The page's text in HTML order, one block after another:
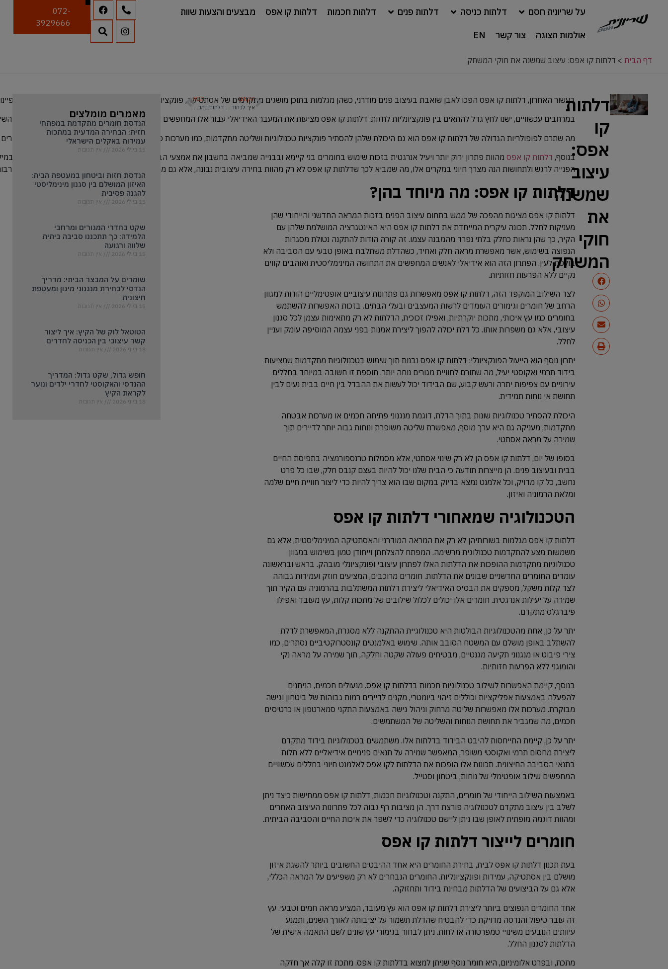
על שריונית חסם דלתות כניסה דלתות פנים דלתות חכמות דלתות קו אפס מבצעים והצעות שוות
אולמות תצוגה צור קשר EN
072-
3929666
דף הבית > דלתות קו אפס: עיצוב שמשנה את חוקי המשחק
דלתות
קו
אפס:
עיצוב
שמשנה
את
חוקי
המשחק
בעשור האחרון, דלתות קו אפס הפכו לאבן שואבת בעיצוב פנים מודרני, כשהן מגלמות בתוכן מושגים מתקדמים של אסתטיקה, פונקציונליות וחדשנות טכנולוגית. דלתות אלה, אשר
במרחבים עכשוויים, ישנו לחץ גדל להתאים בין פונקציונליות לחזות. דלתות קו אפס מציעות את המעבר האידיאלי עבור אלו המחפשים אסתטיקה מינימליסטית אך עם פתרונות
מה שתרם לפופולריות הגדולה של דלתות קו אפס הוא גם היכולת שלהן להסתיר פונקציות טכנולוגיות ושליטה מתקדמות, כמו מערכות פתיחה חכמות או מנגנוני ביטחון. זה מאפשר
בנוסף, דלתות קו אפסמהוות פתרון ירוק יותר ויעיל אנרגטית בזכות שימוש בחומרים בני קיימא ובבנייה שמביאה בחשבון את אמצעי הבידוד התרמיים והאקוסטיים המתקדמים
הפנייה לרגש ולתחושות הנה מצרך חיוני במקרים אלו, מה שמביא לכך שדלתות קו אפס לא רק מהוות בחירה עיצובית נבונה, אלא גם מושא תשומת לב ותחושה, שמעוררת השראה
דלתות קו אפס: מה מיוחד בהן?
דלתות קו אפס מציגות מהפכה של ממש בתחום עיצוב הפנים בזכות המראה החדשני והייחודי שהן
מעניקות לחלל. תכונה עיקרית המייחדת את דלתות קו אפס היא האינטגרציה המושלמת שלהן עם
הקיר, כך שהן נראות כחלק בלתי נפרד מהמבנה עצמו. זה קורה הודות להתקנה נטולת מסגרות
הנפוצה בשימוש, אשר מאפשרת מראה חלק ואחיד, כשהדלת משתלבת באופן טבעי עם הסביבה ולא
בולטת לעין. הפתרון הזה הוא אידיאלי לאנשים המחפשים את התחושה המינימליסטית ואוהבים קווים
נקיים ללא הפרעות חזותיות.
לצד השילוב המוקפד הזה, דלתות קו אפס מאפשרות גם פתרונות עיצוביים אופטימליים הודות למגוון
הרחב של חומרים וגימורים העומדים לרשות המעצבים ובעלי הבתים. בזכות האפשרות להשתמש
בחומרים כמו עץ איכותי, מתכות יוקרתיות, ואפילו זכוכית, הדלתות לא רק מתאימות עצמן לכל סגנון
עיצובי, אלא גם משפרות אותו. כל דלת יכולה להפוך ליצירת אמנות בפני עצמה המוסיפה עומק ועניין
לחלל.
יתרון נוסף הוא הייעול הפונקציונלי: דלתות קו אפס נבנות תוך שימוש בטכנולוגיות מתקדמות שמציעות
בידוד תרמי ואקוסטי יעיל, מה שתורם לחוויית מגורים נוחה יותר. תוספת זו חשובה במיוחד בחללים
עירוניים עם צפיפות יתרה ורעש קבוע, שם הבידוד יכול לעשות את ההבדל בין חיים בבית נעים לבין
תחושת אי נוחות תמידית.
היכולת להסתיר טכנולוגיות שונות בתוך הדלת, דוגמת מנגנוני פתיחה חכמים או מערכות אבטחה
מתקדמות, מעניקה גם היא ערך מוסף, מאפשרת שליטה משופרת ונוחות גבוה יותר לדיירים תוך
שמירה על מראה אסתטי.
בסופו של יום, דלתות קו אפס הן לא רק שינוי אסתטי, אלא מסמלות טרנספורמציה בתפיסת החיים
בבית ובעיצוב פנים. הן מייצרות תודעה כי הבית שלנו יכול להיות בעצם קנבס חלק, שבו כל פרט
נחשב, כל קו מדויק, וכל אלמנט נמצא בדיוק במקום שבו הוא צריך להיות כדי ליצור חוויית חיים שלמה
ומלאת הרמוניה ואיזון.
הטכנולוגיה שמאחורי דלתות קו אפס
דלתות קו אפס מגלמות בשורותיהן לא רק את המראה המודרני והאסתטיקה המינימליסטית, אלא גם
משמשות מצע להתקדמות טכנולוגית מרשימה. המפתח להצלחתן וייחודן טמון בשימוש במגוון
טכנולוגיות מתקדמות ההופכות את הדלתות האלו לפתרון עיצובי ופונקציונלי מובהק. בראש ובראשונה
עומדים החומרים החדשניים שבונים את הדלתות. חומרים מרוכבים, המציעים חוזק ועמידות גבוהה
לצד קלות משקל, מספקים את הבסיס האידיאלי ליצירת דלתות המשתלבות בהרמוניה עם הקיר תוך
שמירה על יעילות אנרגטית. חומרים אלו יכולים לכלול שילובים של מתכות קלות, עץ מעובד ואפילו
פיברגלס מתקדם.
יתר על כן, אחת מהטכנולוגיות הבולטות היא טכנולוגיית ההתקנה ללא מסגרת, המאפשרת לדלת
להשתלב באופן מושלם עם המשטח הסובב אותה. שימוש באלמנטים קונסטרוקטיביים נסתרים, כמו
צירי פיבוט או מנגנוני תקיעה מגנטיים, מבטיחים פעולה שקטה וחלקה, תוך שמירה על מראה נקי
והומוגני ללא הפרעות חזותיות.
בנוסף, קיימת האפשרות לשילוב טכנולוגיות חכמות בדלתות קו אפס. מנעולים חכמים, הניתנים
להפעלה באמצעות אפליקציות וכוללים זיהוי ביומטרי, מקנים לדיירים רמות גבוהות של ביטחון וגישה
מבוקרת. מערכות אלו מאפשרות שליטה מרחוק וניהול גישה באמצעות התקני סמארטפון או כרטיסים
חכמים, מה שמגביר את תחושת הנוחות והשליטה של המשתמשים.
יתר על כן, קיימת התייחסות להיבט הבידוד בדלתות אלו. משתמשים בטכנולוגיות בידוד מתקדם
ליצירת מחסום תרמי ואקוסטי משופר, המאפשר שמירה על תנאים פנימיים אידיאליים ללא תלות
בתנאי הסביבה החיצונית. תכונות אלו הופכות את הדלתות לקו אפס לאלמנט חיוני בחללים עכשוויים
המחפשים שילוב אופטימלי של נוחות, ביטחון וסטייל.
באמצעות השילוב הייחודי של חומרים, התקנה וטכנולוגיות חכמות, דלתות קו אפס ממחישות כיצד ניתן
לשלב בין עיצוב מתקדם לטכנולוגיה פורצת דרך. הן מציבות רף גבוה לכל פתרונות העיצוב האחרים
ומהוות דוגמה מופתית לאופן שבו ניתן ליישם טכנולוגיה כדי לשפר את איכות החיים והסביבה הביתית.
חומרים לייצור דלתות קו אפס
בעת תכנון דלתות קו אפס לבית, בחירת החומרים היא אחד ההיבטים החשובים ביותר להשגת איזון
מושלם בין אסתטיקה, עמידות ופונקציונליות. החומרים הנבחרים לא רק משפיעים על המראה הכללי,
אלא גם על הביצועים של הדלתות מבחינת בידוד ותחזוקה.
אחד החומרים הנפוצים ביותר ליצירת דלתות קו אפס הוא עץ מעובד, המציע מראה חמים וטבעי. עץ
זה עובר טיפול והנדסה מדויקת כדי להבטיח שהדלת תשמור על יציבותה לאורך השנים, ותמנע
עיוותים הנובעים משינויי טמפרטורה או לחות. ניתן לבחור בגימורי עץ שונים לשם התאמה אישית של
הדלתות לסגנון החלל.
מתכת, ובפרט אלומיניום, היא חומר נוסף שניתן למצוא בדלתות קו אפס. מתכת זו קלה אך חזקה
הקודם
איך לבחור דלתות כניסה מושלמות לבתים קטנים?
הבא
דלתות במבצע: המדריך המלא לשדרוג הבית בסטייל ובמחיר משתלם מאמרים מומלצים
הנדסת חומרים מתקדמת במפתחי
חזית: הבחירה המדעית במתכות
עמידות באקלים הישראלי
15 ביולי 2026 אין תגובות
הנדסת חזות וביטחון במעטפת הבית:
האיזון המושלם בין סגנון מינימליסטי
להגנה פסיבית
15 ביולי 2026 אין תגובות
שקט בחדרי המגורים ומרחבי
הלמידה: כך תתכננו סביבה ביתית
שלווה ורגועה
15 ביולי 2026 אין תגובות
שומרים על המבצר הביתי: מדריך
הנדסי לבחירת מנגנוני מיגון ומעטפת
חיצונית
15 ביולי 2026 אין תגובות
הטוטאל לוק של הקיץ: איך ליצור
קשר עיצובי בין הכניסה לחדרים
18 ביוני 2026 אין תגובות
חופש גדול, שקט גדול: המדריך
ההנדסי והאקוסטי לחדרי ילדים ונוער
לקראת הקיץ
18 ביוני 2026 אין תגובות